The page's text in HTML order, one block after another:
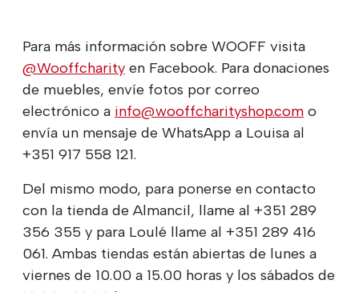
Para más información sobre WOOFF visita
@Wooffcharity en Facebook. Para donaciones
de muebles, envíe fotos por correo
electrónico a info@wooffcharityshop.com o
envía un mensaje de WhatsApp a Louisa al
+351 917 558 121.
Del mismo modo, para ponerse en contacto
con la tienda de Almancil, llame al +351 289
356 355 y para Loulé llame al +351 289 416
061. Ambas tiendas están abiertas de lunes a
viernes de 10.00 a 15.00 horas y los sábados de